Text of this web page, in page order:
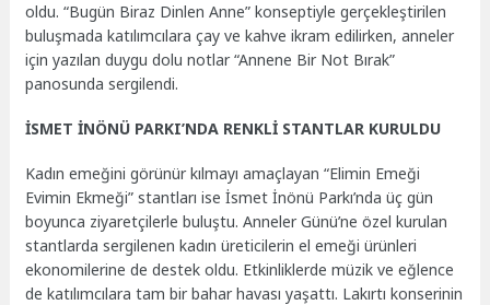
oldu. “Bugün Biraz Dinlen Anne” konseptiyle gerçekleştirilen
buluşmada katılımcılara çay ve kahve ikram edilirken, anneler
için yazılan duygu dolu notlar “Annene Bir Not Bırak”
panosunda sergilendi.
İSMET İNÖNÜ PARKI’NDA RENKLİ STANTLAR KURULDU
Kadın emeğini görünür kılmayı amaçlayan “Elimin Emeği
Evimin Ekmeği” stantları ise İsmet İnönü Parkı’nda üç gün
boyunca ziyaretçilerle buluştu. Anneler Günü’ne özel kurulan
stantlarda sergilenen kadın üreticilerin el emeği ürünleri
ekonomilerine de destek oldu. Etkinliklerde müzik ve eğlence
de katılımcılara tam bir bahar havası yaşattı. Lakırtı konserinin